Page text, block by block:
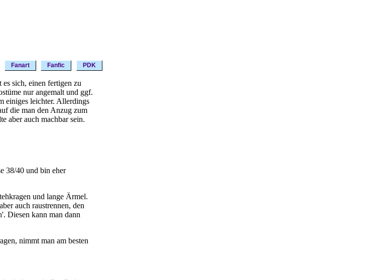
Fanart Fanfic PDK
sich, einen fertigen zu
nur angemalt und ggf.
einiges leichter. Allerdings
die man den Anzug zum
aber auch machbar sein.
38/40 und bin eher
und lange Ärmel.
auch raustrennen, den
Diesen kann man dann
nimmt man am besten